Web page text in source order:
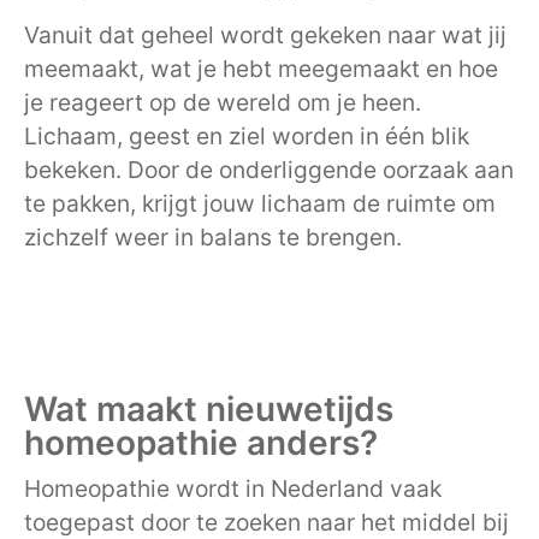
Vanuit dat geheel wordt gekeken naar wat jij
meemaakt, wat je hebt meegemaakt en hoe
je reageert op de wereld om je heen.
Lichaam, geest en ziel worden in één blik
bekeken. Door de onderliggende oorzaak aan
te pakken, krijgt jouw lichaam de ruimte om
zichzelf weer in balans te brengen.
Wat maakt nieuwetijds
homeopathie anders?
Homeopathie wordt in Nederland vaak
toegepast door te zoeken naar het middel bij